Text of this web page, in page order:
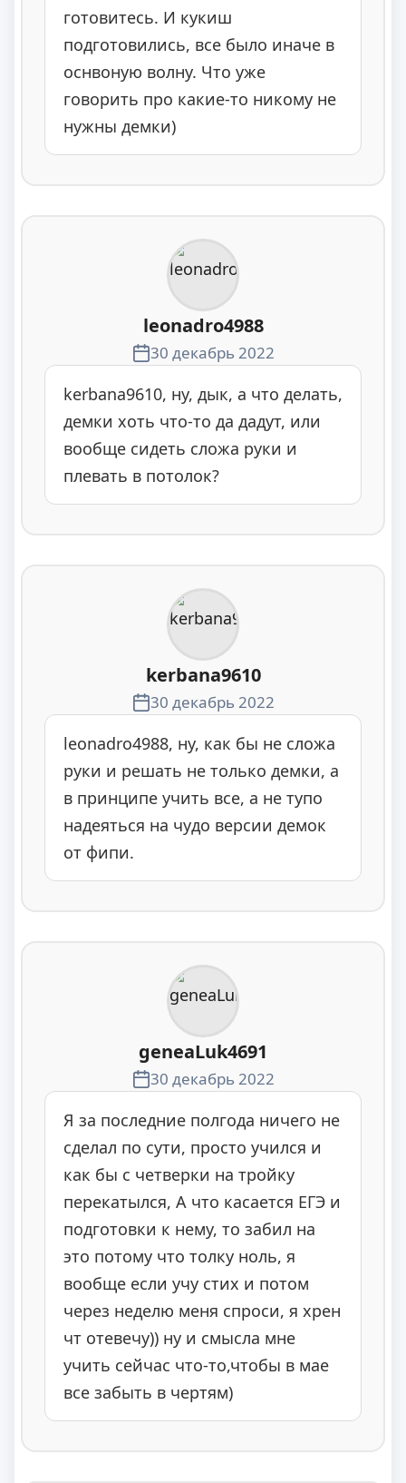
готовитесь. И кукиш
подготовились, все было иначе в
оснвоную волну. Что уже
говорить про какие-то никому не
нужны демки)
leonadro4988
30 декабрь 2022
kerbana9610, ну, дык, а что делать,
демки хоть что-то да дадут, или
вообще сидеть сложа руки и
плевать в потолок?
kerbana9610
30 декабрь 2022
leonadro4988, ну, как бы не сложа
руки и решать не только демки, а
в принципе учить все, а не тупо
надеяться на чудо версии демок
от фипи.
geneaLuk4691
30 декабрь 2022
Я за последние полгода ничего не
сделал по сути, просто учился и
как бы с четверки на тройку
перекатылся, А что касается ЕГЭ и
подготовки к нему, то забил на
это потому что толку ноль, я
вообще если учу стих и потом
через неделю меня спроси, я хрен
чт отевечу)) ну и смысла мне
учить сейчас что-то,чтобы в мае
все забыть в чертям)